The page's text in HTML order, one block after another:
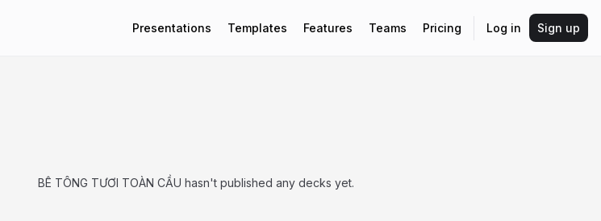
Presentations Templates Features Teams Pricing Log in Sign up
BÊ TÔNG TƯƠI TOÀN CẦU hasn't published any decks yet.